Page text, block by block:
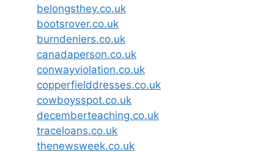
belongsthey.co.uk
bootsrover.co.uk
burndeniers.co.uk
canadaperson.co.uk
conwayviolation.co.uk
copperfielddresses.co.uk
cowboysspot.co.uk
decemberteaching.co.uk
traceloans.co.uk
thenewsweek.co.uk